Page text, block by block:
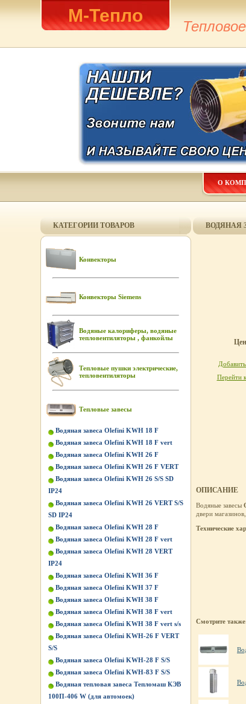
М-Тепло
О
КАТЕГОРИИ ТОВАРОВ
Конвекторы
Конвекторы Siemens
Водяные калориферы, водяные
тепловентиляторы , фанкойлы
Тепловые пушки электрические,
тепловентиляторы
Тепловые завесы
Водяная завеса Olefini KWH 18 F
Водяная завеса Olefini KWH 18 F vert
Водяная завеса Olefini KWH 26 F
Водяная завеса Olefini KWH 26 F VERT
Водяная завеса Olefini KWH 26 S/S SD
IP24
Водяная завеса Olefini KWH 26 VERT S/S
SD IP24
Водяная завеса Olefini KWH 28 F
Водяная завеса Olefini KWH 28 F vert
Водяная завеса Olefini KWH 28 VERT
IP24
Водяная завеса Olefini KWH 36 F
Водяная завеса Olefini KWH 37 F
Водяная завеса Olefini KWH 38 F
Водяная завеса Olefini KWH 38 F vert
Водяная завеса Olefini KWH 38 F vert s/s
Водяная завеса Olefini KWH-26 F VERT
S/S
Водяная завеса Olefini KWH-28 F S/S
Водяная завеса Olefini KWH-83 F S/S
Водяная тепловая завеса Тепломаш КЭВ
100П-406 W (для автомоек)
ВОДЯНАЯ
Перейти
ОПИСАНИЕ
Водяные завесы
двери
Технические
Смотрите